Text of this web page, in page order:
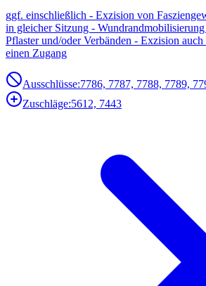
ggf. einschließlich - Exzision von
in gleicher Sitzung -
Pflaster und/oder Verbänden - Exzision auch
einen Zugang
Ausschlüsse:7786, 7787, 7788, 7789,
Zuschläge:5612, 7443